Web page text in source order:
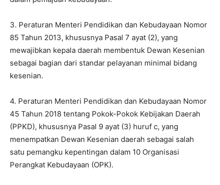
3. Peraturan Menteri Pendidikan dan Kebudayaan Nomor
85 Tahun 2013, khususnya Pasal 7 ayat (2), yang
mewajibkan kepala daerah membentuk Dewan Kesenian
sebagai bagian dari standar pelayanan minimal bidang
kesenian.
4. Peraturan Menteri Pendidikan dan Kebudayaan Nomor
45 Tahun 2018 tentang Pokok-Pokok Kebijakan Daerah
(PPKD), khususnya Pasal 9 ayat (3) huruf c, yang
menempatkan Dewan Kesenian daerah sebagai salah
satu pemangku kepentingan dalam 10 Organisasi
Perangkat Kebudayaan (OPK).